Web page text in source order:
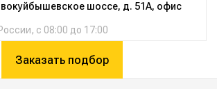
шоссе, д. 51А, офис
с 08:00 до 17:00
Заказать подбор